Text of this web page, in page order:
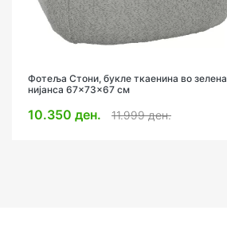
Фотеља Стони, букле ткаенина во зелена
нијанса 67x73x67 см
10.350 ден. 11.999 ден.